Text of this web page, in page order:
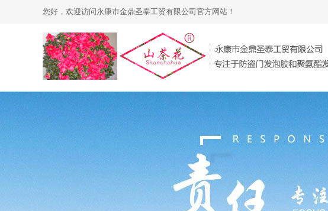
您好，欢迎访问永康市金鼎圣泰工贸有限公司官方网站！